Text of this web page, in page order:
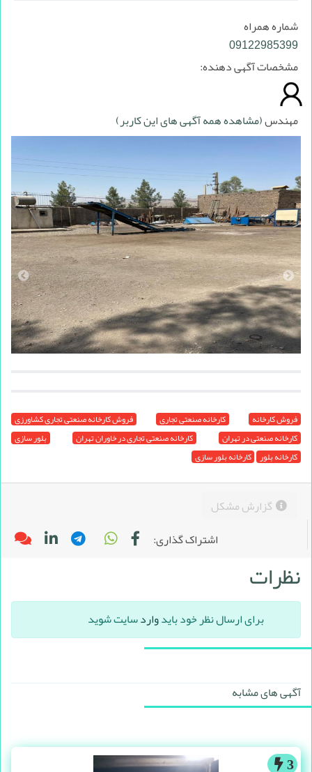
شماره همراه
09122985399
مشخصات آگهی دهنده:
مهندس(مشاهده همه آگهی های این کاربر)
فروش کارخانه کارخانه صنعتی تجاری
فروش کارخانه صنعتی تجاری کشاورزی
کارخانه صنعتی در تهران
کارخانه صنعتی تجاری در خاوران تهران
بلور سازی
کارخانه بلور کارخانه بلور سازی
گزارش مشکل
اشتراک گذاری:
نظرات
برای ارسال نظر خود بایدواردسایت شوید
آگهی های مشابه
3